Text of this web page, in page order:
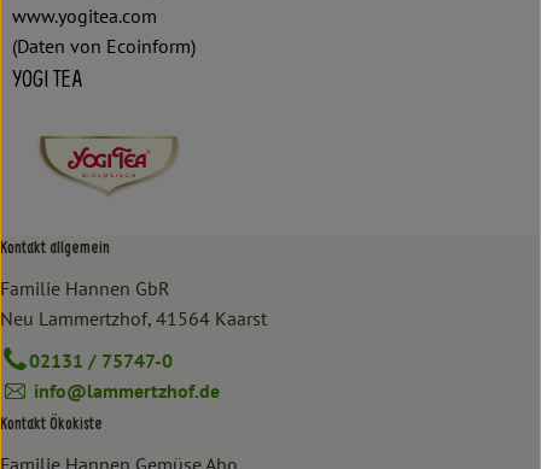
www.yogitea.com
(Daten von Ecoinform)
YOGI TEA
Kontakt allgemein
Familie Hannen GbR
Neu Lammertzhof, 41564 Kaarst
02131 / 75747-0
info@lammertzhof.de
Kontakt Ökokiste
Familie Hannen Gemüse Abo